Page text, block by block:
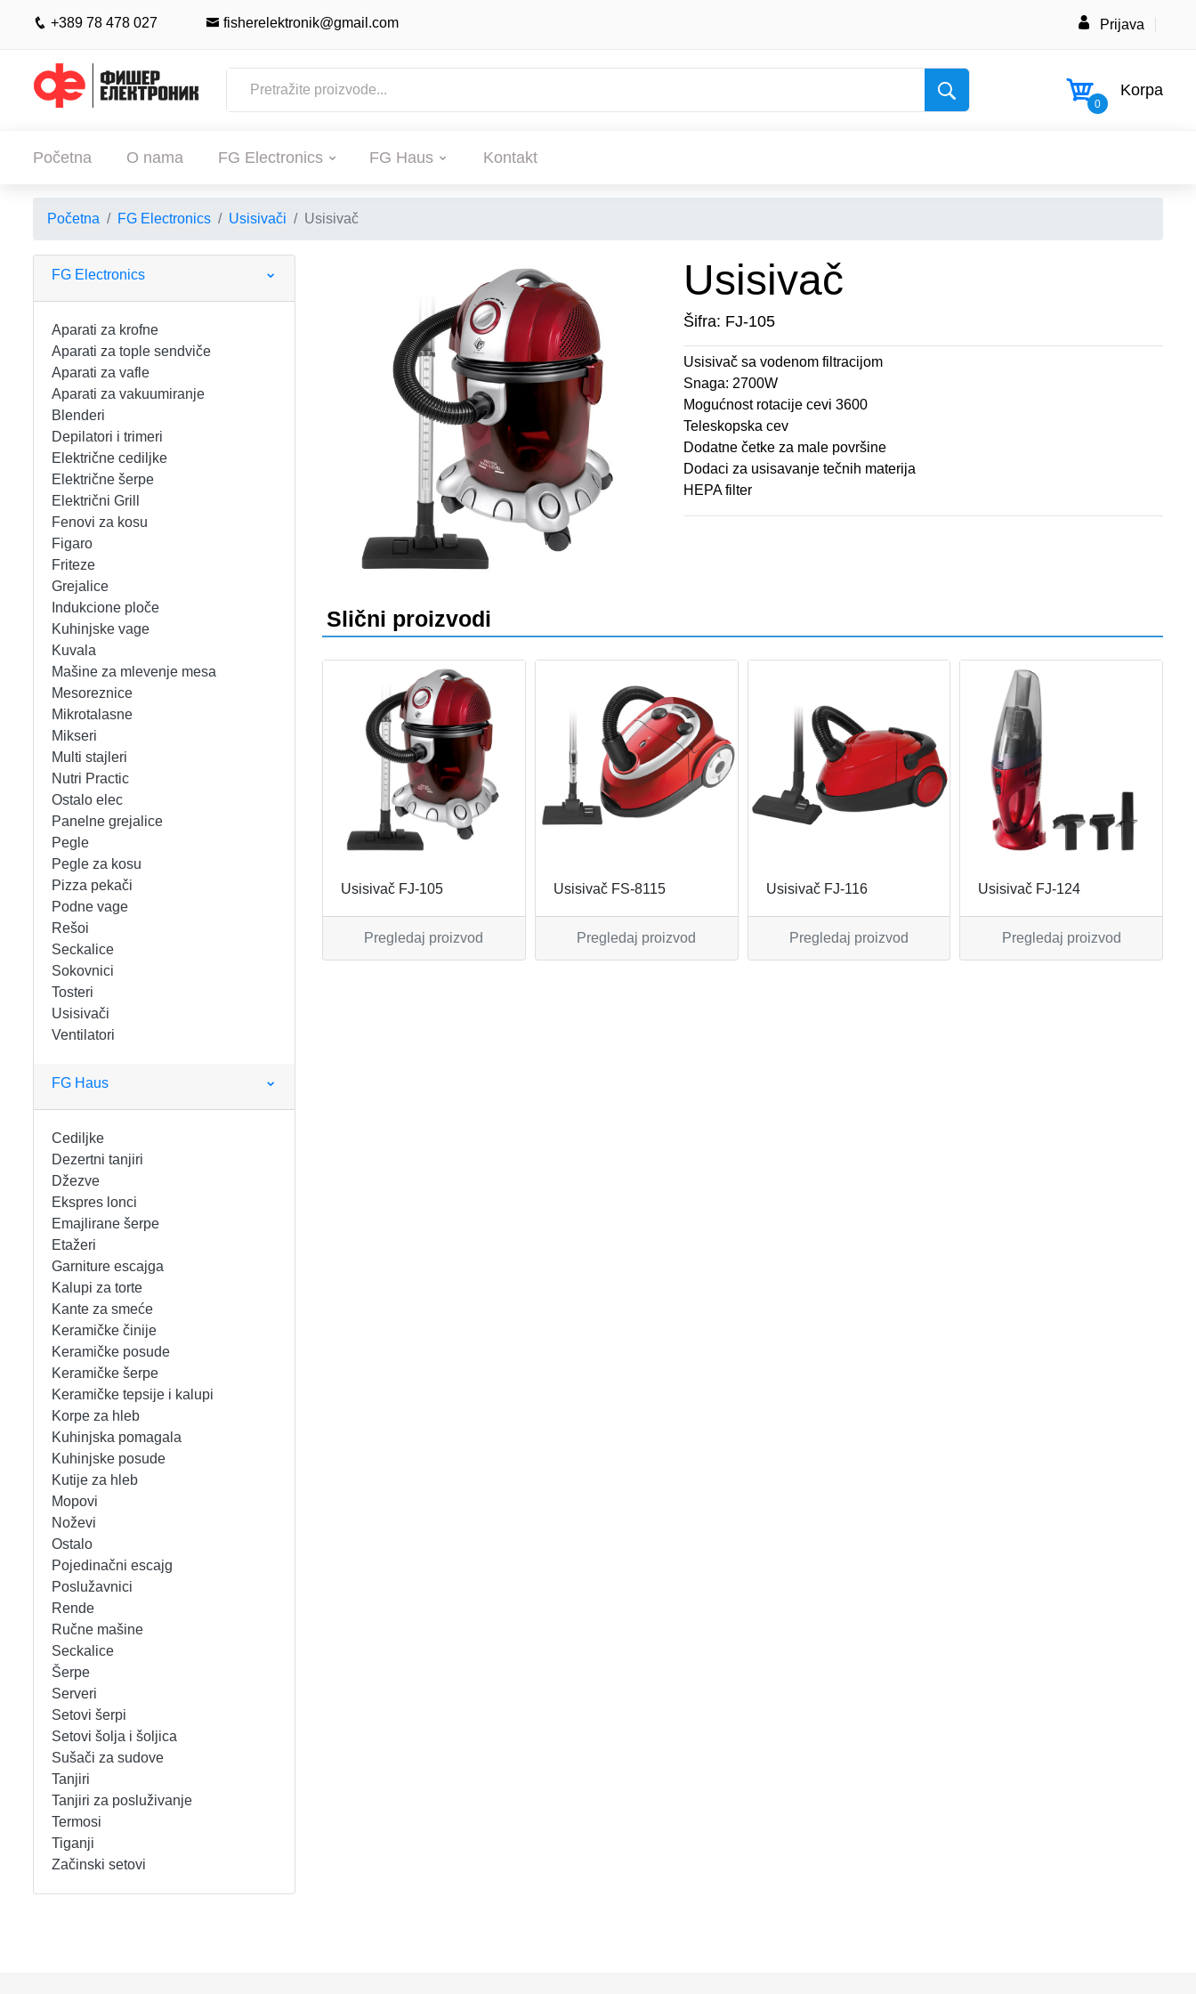
+389 78 478 027 fisherelektronik@gmail.com Prijava
0
Korpa
Početna O nama FG Electronics FG Haus Kontakt
POČETNA
APARATI ZA KROFNE
APARATI ZA TOPLE SENDVIČE
APARATI ZA VAFLE
APARATI ZA VAKUUMIRANJE
BLENDERI
DEPILATORI I TRIMERI
ELEKTRIČNE CEDILJKE
ELEKTRIČNE ŠERPE
ELEKTRIČNI GRILL
FENOVI ZA KOSU
FIGARO
FRITEZE
GREJALICE
INDUKCIONE PLOČE
KUHINJSKE VAGE
KUVALA
MAŠINE ZA MLEVENJE MESA
MIKROTALASNE
MIKSERI
MULTI STAJLERI
NUTRI PRACTIC
OSTALO ELEC
PANELNE GREJALICE
PEGLE
PEGLE ZA KOSU
PIZZA PEKAČI
PODNE VAGE
REŠOI
SECKALICE
SOKOVNICI
TOSTERI
USISIVAČI
VENTILATORI
FG HAUS
CEDILJKE
DEZERTNI TANJIRI
DŽEZVE
EKSPRES LONCI
EMAJLIRANE ŠERPE
ETAŽERI
GARNITURE ESCAJGA
KALUPI ZA TORTE
KANTE ZA SMEĆE
KERAMIČKE ČINIJE
KERAMIČKE POSUDE
KERAMIČKE ŠERPE
KERAMIČKE TEPSIJE I KALUPI
KORPE ZA HLEB
KUHINJSKA POMAGALA
KUHINJSKE POSUDE
MOPOVI
NOŽEVI
OSTALO
POJEDINAČNI ESCAJG
POSLUŽAVNICI
RENDE
RUČNE MAŠINE
SECKALICE
ŠERPE
SERVERI
SETOVI ŠERPI
SETOVI ŠOLJA I ŠOLJICA
SUŠAČI ZA SUDOVE
TANJIRI
TANJIRI ZA POSLUŽIVANJE
TERMOSI
TIGANJI
KONTAKT
+389 78 478 027
Početna FG Electronics Usisivači Usisivač
FG Electronics
Aparati za krofne
Aparati za tople sendviče
Aparati za vafle
Aparati za vakuumiranje
Blenderi
Depilatori i trimeri
Električne cediljke
Električne šerpe
Električni Grill
Fenovi za kosu
Figaro
Friteze
Grejalice
Indukcione ploče
Kuhinjske vage
Kuvala
Mašine za mlevenje mesa
Mesoreznice
Mikrotalasne
Mikseri
Multi stajleri
Nutri Practic
Ostalo elec
Panelne grejalice
Pegle
Pegle za kosu
Pizza pekači
Podne vage
Rešoi
Seckalice
Sokovnici
Tosteri
Usisivači
Ventilatori
FG Haus
Cediljke
Dezertni tanjiri
Džezve
Ekspres lonci
Emajlirane šerpe
Etažeri
Garniture escajga
Kalupi za torte
Kante za smeće
Keramičke činije
Keramičke posude
Keramičke šerpe
Keramičke tepsije i kalupi
Korpe za hleb
Kuhinjska pomagala
Kuhinjske posude
Kutije za hleb
Mopovi
Noževi
Ostalo
Pojedinačni escajg
Poslužavnici
Rende
Ručne mašine
Seckalice
Šerpe
Serveri
Setovi šerpi
Setovi šolja i šoljica
Sušači za sudove
Tanjiri
Tanjiri za posluživanje
Termosi
Tiganji
Začinski setovi
Usisivač
Šifra: FJ-105
Usisivač sa vodenom filtracijom
Snaga: 2700W
Mogućnost rotacije cevi 3600
Teleskopska cev
Dodatne četke za male površine
Dodaci za usisavanje tečnih materija
HEPA filter
Slični proizvodi
Usisivač FJ-105
Pregledaj proizvod
Usisivač FS-8115
Pregledaj proizvod
Usisivač FJ-116
Pregledaj proizvod
Usisivač FJ-124
Pregledaj proizvod